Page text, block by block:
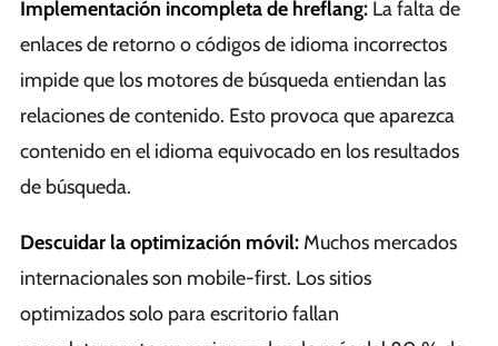
Implementación incompleta de hreflang: La falta de
enlaces de retorno o códigos de idioma incorrectos
impide que los motores de búsqueda entiendan las
relaciones de contenido. Esto provoca que aparezca
contenido en el idioma equivocado en los resultados
de búsqueda.
Descuidar la optimización móvil: Muchos mercados
internacionales son mobile-first. Los sitios
optimizados solo para escritorio fallan